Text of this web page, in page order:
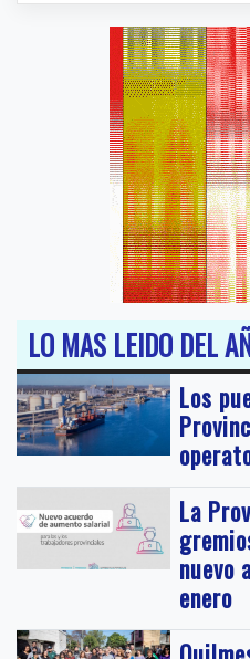
LO MAS LEIDO DEL
Los
La
nuevo
enero